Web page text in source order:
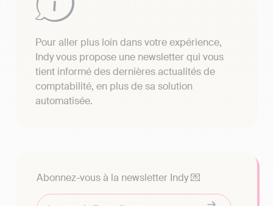
Pour aller plus loin dans votre expérience,
Indy vous propose une newsletter qui vous
tient informé des dernières actualités de
comptabilité, en plus de sa solution
automatisée.
Abonnez-vous à la newsletter Indy 💌